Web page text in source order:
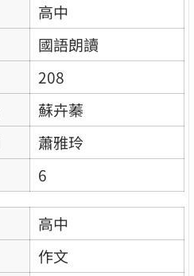
高中
國語朗讀
208
蘇卉蓁
蕭雅玲
6
高中
作文